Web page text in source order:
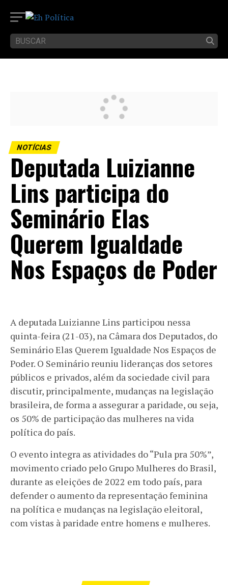
NOTÍCIAS
Deputada Luizianne
Lins participa do
Seminário Elas
Querem Igualdade
Nos Espaços de Poder
A deputada Luizianne Lins participou nessa
quinta-feira (21-03), na Câmara dos Deputados, do
Seminário Elas Querem Igualdade Nos Espaços de
Poder. O Seminário reuniu lideranças dos setores
públicos e privados, além da sociedade civil para
discutir, principalmente, mudanças na legislação
brasileira, de forma a assegurar a paridade, ou seja,
os 50% de participação das mulheres na vida
política do país.
O evento integra as atividades do “Pula pra 50%”,
movimento criado pelo Grupo Mulheres do Brasil,
durante as eleições de 2022 em todo país, para
defender o aumento da representação feminina
na política e mudanças na legislação eleitoral,
com vistas à paridade entre homens e mulheres.